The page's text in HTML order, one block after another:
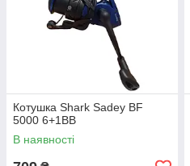
Котушка Shark Sadey BF
5000 6+1ВВ
В наявності